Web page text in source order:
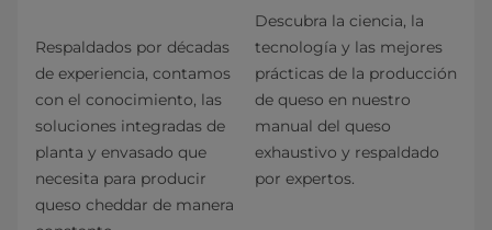
Respaldados por décadas
de experiencia, contamos
con el conocimiento, las
soluciones integradas de
planta y envasado que
necesita para producir
queso cheddar de manera
Descubra la ciencia, la
tecnología y las mejores
prácticas de la producción
de queso en nuestro
manual del queso
exhaustivo y respaldado
por expertos.